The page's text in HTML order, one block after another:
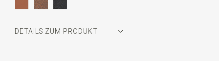
DETAILS ZUM PRODUKT